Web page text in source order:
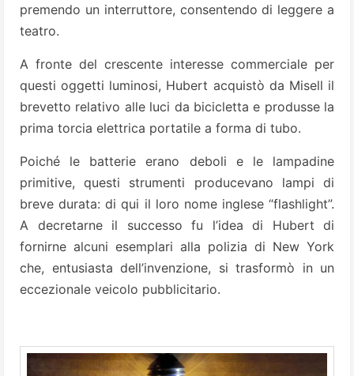
premendo un interruttore, consentendo di leggere a
teatro.
A fronte del crescente interesse commerciale per
questi oggetti luminosi, Hubert acquistò da Misell il
brevetto relativo alle luci da bicicletta e produsse la
prima torcia elettrica portatile a forma di tubo.
Poiché le batterie erano deboli e le lampadine
primitive, questi strumenti producevano lampi di
breve durata: di qui il loro nome inglese “flashlight”.
A decretarne il successo fu l’idea di Hubert di
fornirne alcuni esemplari alla polizia di New York
che, entusiasta dell’invenzione, si trasformò in un
eccezionale veicolo pubblicitario.